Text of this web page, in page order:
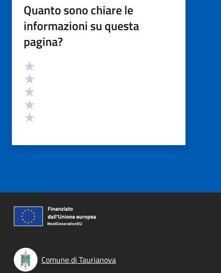
Quanto sono chiare le
informazioni su questa
pagina?
Valutazione
Comune di Taurianova